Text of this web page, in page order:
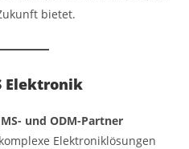
bietet.
Elektronik
und ODM-Partner
Elektroniklösungen